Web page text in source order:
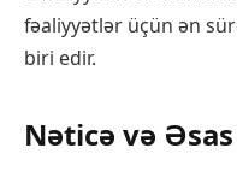
fəaliyyətlər üçün ən
biri edir.
Nəticə və